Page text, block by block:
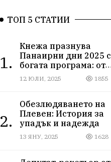
ТОП 5 СТАТИИ
1.
Кнежа празнува
Панаирни дни 2025 с
богата програма: от
спортни турнири до
концерти под
12 ЮЛИ, 2025 1855
2.
Обезлюдяването на
Плевен: История за
упадък и надежда
13 ЯНУ, 2025 1628